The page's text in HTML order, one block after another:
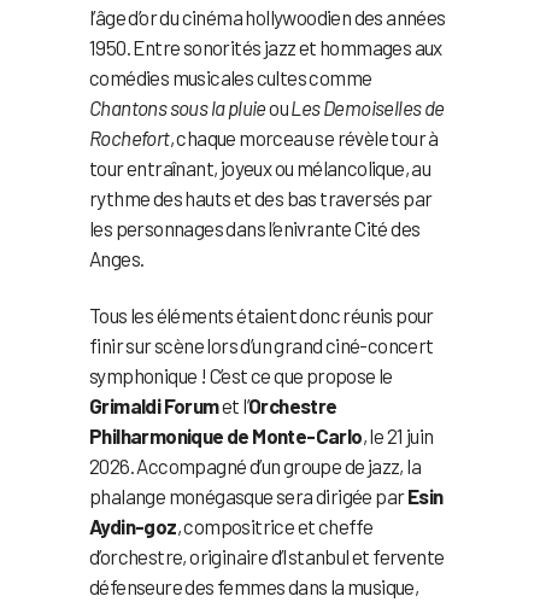
l’âge d’or du cinéma hollywoodien des années
1950. Entre sonorités jazz et hommages aux
comédies musicales cultes comme
Chantons sous la pluieouLes Demoiselles de
Rochefort, chaque morceau se révèle tour à
tour entraînant, joyeux ou mélancolique, au
rythme des hauts et des bas traversés par
les personnages dans l’enivrante Cité des
Anges.
Tous les éléments étaient donc réunis pour
finir sur scène lors d’un grand ciné-concert
symphonique ! C’est ce que propose le
Grimaldi Forumet l’Orchestre
Philharmonique de Monte-Carlo, le 21 juin
2026. Accompagné d’un groupe de jazz, la
phalange monégasque sera dirigée parEsin
Aydin-goz, compositrice et cheffe
d’orchestre, originaire d’Istanbul et fervente
défenseure des femmes dans la musique,